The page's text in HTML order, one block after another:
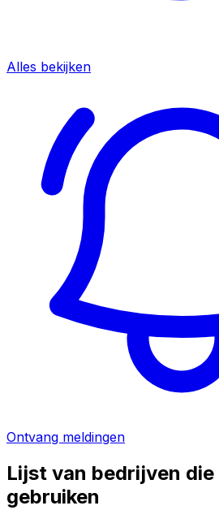
Alles bekijken
Ontvang meldingen
Lijst van bedrijven
gebruiken